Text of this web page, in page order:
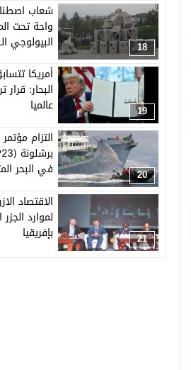
18
شعاب
واحة تحت
البيولوجي
19
أمريكا
البحار: قرار
عالميا
20
التزام
في
البحرية
21
لموارد
بإفريقيا